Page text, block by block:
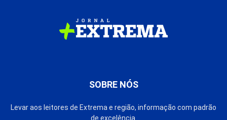
SOBRE NÓS
Levar aos leitores de Extrema e região, informação com padrão
de excelência.